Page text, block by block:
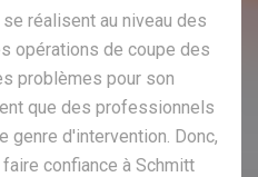
réalisent au niveau des
opérations de coupe des
problèmes pour son
que des professionnels
genre d'intervention. Donc,
confiance à Schmitt